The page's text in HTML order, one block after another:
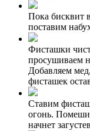
Пока бисквит
поставим
Фисташки
просушиваем
Добавляем
фисташек
Ставим
огонь.
начнет